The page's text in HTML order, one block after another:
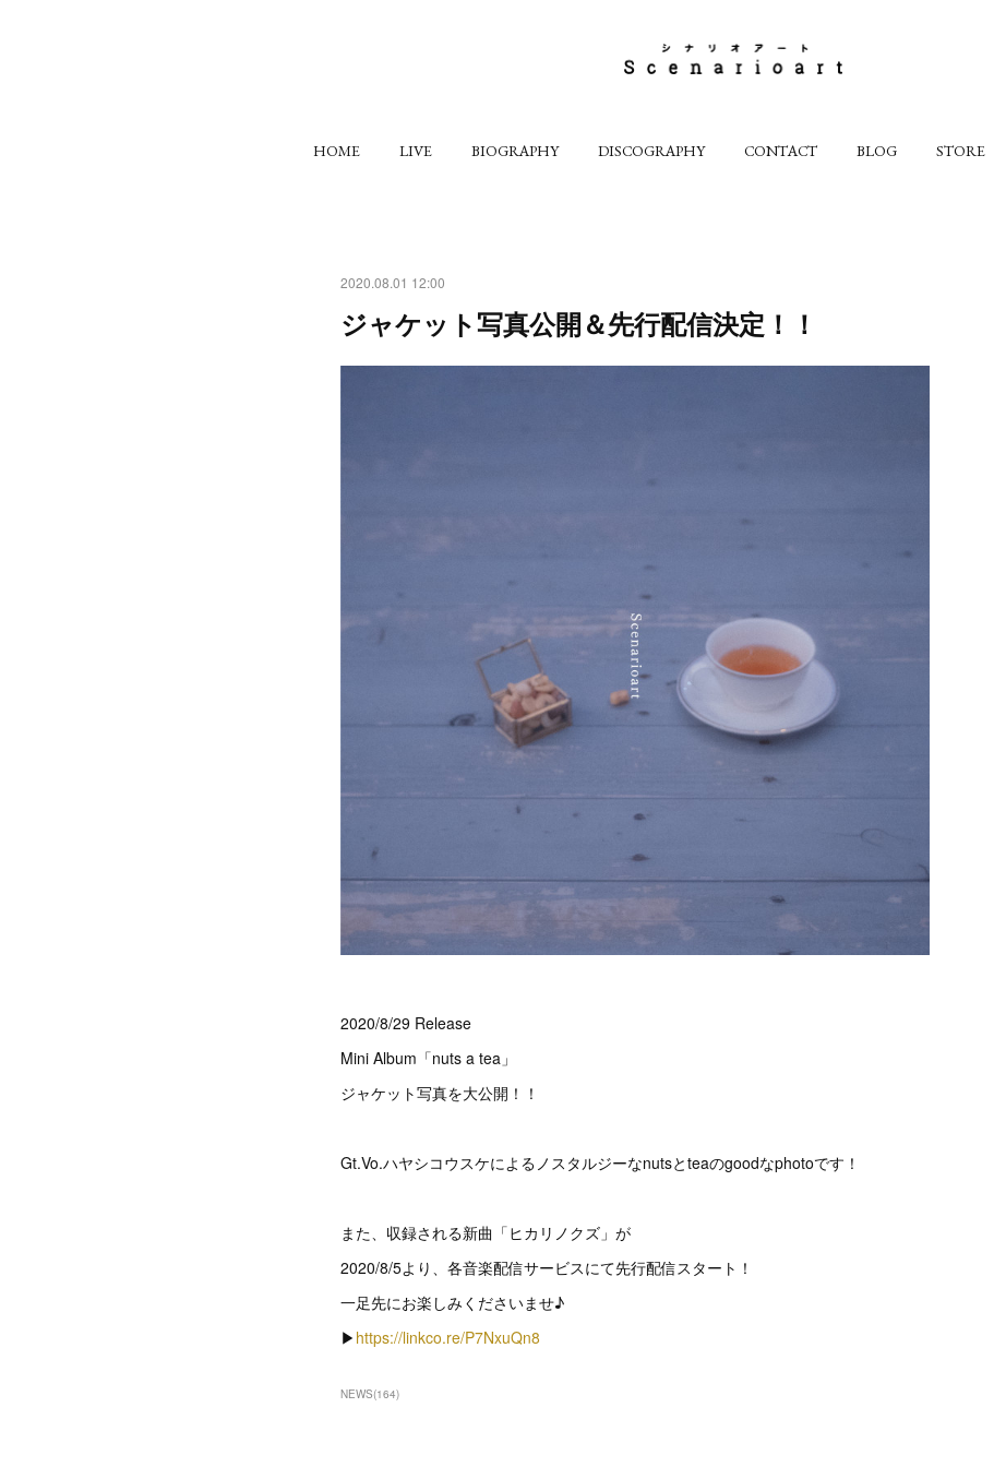
HOME LIVE BIOGRAPHY DISCOGRAPHY CONTACT BLOG STORE
2020.08.01 12:00
ジャケット写真公開＆先行配信決定！！
2020/8/29 Release
Mini Album「nuts a tea」
ジャケット写真を大公開！！
Gt.Vo.ハヤシコウスケによるノスタルジーなnutsとteaのgoodなphotoです！
また、収録される新曲「ヒカリノクズ」が
2020/8/5より、各音楽配信サービスにて先行配信スタート！
一足先にお楽しみくださいませ♪
▶︎ https://linkco.re/P7NxuQn8
NEWS(164)